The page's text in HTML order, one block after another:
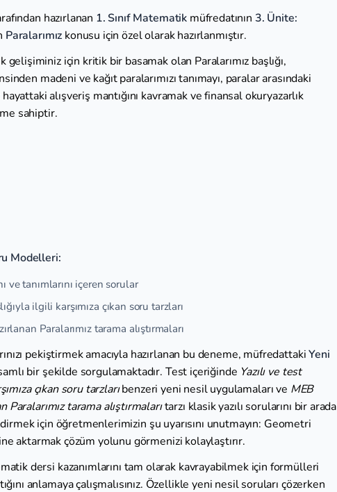
hazırlanan 1. Sınıf Matematik müfredatının 3. Ünite:
Paralarımız konusu için özel olarak hazırlanmıştır.
gelişiminiz için kritik bir basamak olan Paralarımız başlığı,
madeni ve kağıt paralarımızı tanımayı, paralar arasındaki
alışveriş mantığını kavramak ve finansal okuryazarlık
sahiptir.
Modelleri:
ve tanımlarını içeren sorular
ilgili karşımıza çıkan soru tarzları
Paralarımız tarama alıştırmaları
pekiştirmek amacıyla hazırlanan bu deneme, müfredattakiYeni
bir şekilde sorgulamaktadır. Test içeriğinde Yazılı ve test
çıkan soru tarzlarıbenzeri yeni nesil uygulamaları ve MEB
tarama alıştırmalarıtarzı klasik yazılı sorularını bir arada
için öğretmenlerimizin şu uyarısını unutmayın: Geometri
aktarmak çözüm yolunu görmenizi kolaylaştırır.
dersi kazanımlarını tam olarak kavrayabilmek için formülleri
anlamaya çalışmalısınız. Özellikle yeni nesil soruları çözerken